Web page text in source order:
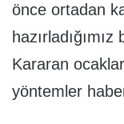
önce ortadan
Kararan
yöntemler